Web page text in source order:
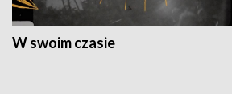
W swoim czasie